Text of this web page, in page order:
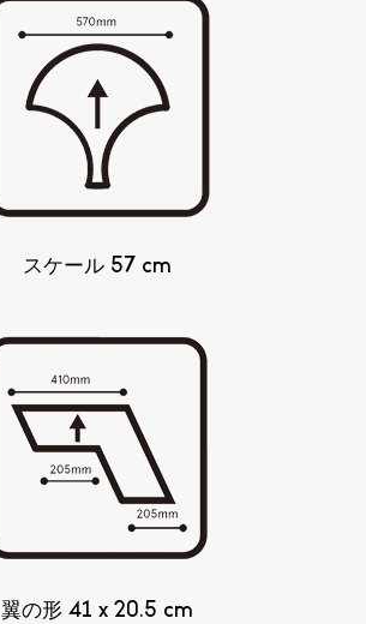
スケール 57 cm
翼の形 41 x 20.5 cm